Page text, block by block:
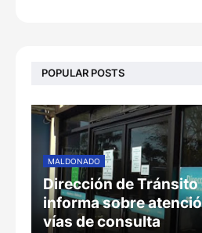
POPULAR POSTS
MALDONADO
Dirección de
informa sobre
vías de consulta